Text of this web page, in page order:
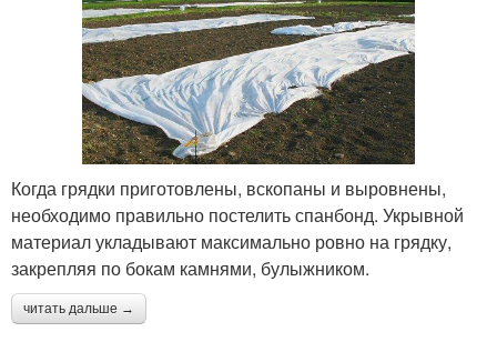
Когда грядки приготовлены, вскопаны и выровнены,
необходимо правильно постелить спанбонд. Укрывной
материал укладывают максимально ровно на грядку,
закрепляя по бокам камнями, булыжником.
читать дальше →